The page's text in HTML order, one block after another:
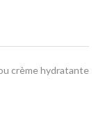
crème hydratante